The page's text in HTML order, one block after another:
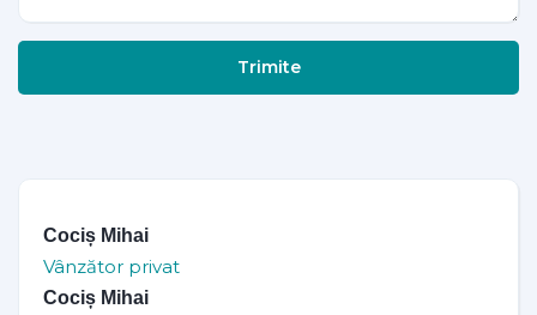
Trimite
Cociș Mihai
Vânzător privat
Cociș Mihai